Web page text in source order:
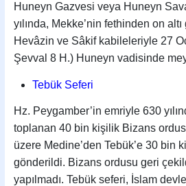
Huneyn Gazvesi veya Huneyn
yılında, Mekke’nin fethinden on
Hevâzin ve Sâkif kabileleriyle 27
Şevval 8 H.) Huneyn vadisinde
Tebük Seferi
Hz. Peygamber’in emriyle 630
toplanan 40 bin kişilik Bizans
üzere Medine’den Tebük’e 30 bin
gönderildi. Bizans ordusu geri
yapılmadı. Tebük seferi, İslam